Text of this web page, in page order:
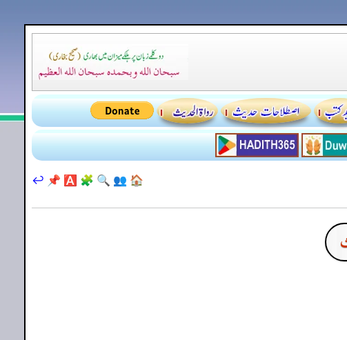
🏠
👥
🔍
🧩
🅰️
📌
↩️